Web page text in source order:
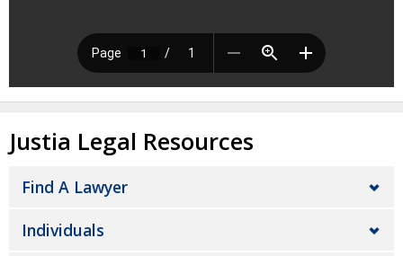
Justia Legal Resources
Find A Lawyer
Individuals